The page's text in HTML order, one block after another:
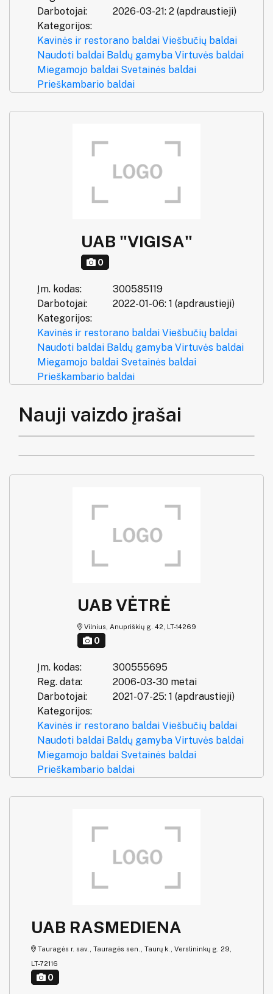
Darbotojai:
2026-03-21: 2 (apdraustieji)
Kategorijos:
Kavinės ir restorano baldai Viešbučių baldai
Naudoti baldai Baldų gamyba Virtuvės baldai
Miegamojo baldai Svetainės baldai
Prieškambario baldai
UAB "VIGISA"
0
Įm. kodas:
300585119
Darbotojai:
2022-01-06: 1 (apdraustieji)
Kategorijos:
Kavinės ir restorano baldai Viešbučių baldai
Naudoti baldai Baldų gamyba Virtuvės baldai
Miegamojo baldai Svetainės baldai
Prieškambario baldai
Nauji vaizdo įrašai
UAB VĖTRĖ
Vilnius, Anupriškių g. 42, LT-14269
0
Įm. kodas:
300555695
Reg. data:
2006-03-30 metai
Darbotojai:
2021-07-25: 1 (apdraustieji)
Kategorijos:
Kavinės ir restorano baldai Viešbučių baldai
Naudoti baldai Baldų gamyba Virtuvės baldai
Miegamojo baldai Svetainės baldai
Prieškambario baldai
UAB RASMEDIENA
Tauragės r. sav., Tauragės sen., Taurų k., Verslininkų g. 29,
LT-72116
0